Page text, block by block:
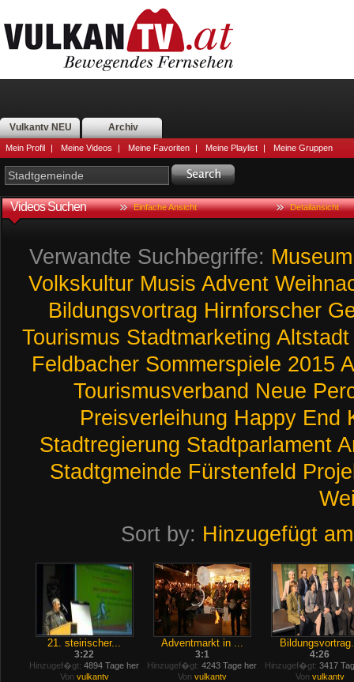
Vulkantv NEU Archiv
Mein Profil | Meine Videos | Meine Favoriten | Meine Playlist | Meine Gruppen
Videos Suchen Einfache Ansicht Detailansicht
Verwandte Suchbegriffe: Museum
Volkskultur Musis Advent
Bildungsvortrag Hirnforscher
Tourismus Stadtmarketing Altstadt
Feldbacher Sommerspiele 2015
Tourismusverband Neue
Preisverleihung Happy End
Stadtregierung Stadtparlament
Stadtgmeinde Fürstenfeld
Sort by: Hinzugefügt am
21. steirischer...
3:22
Hinzugef�gt: 4894 Tage her
Von vulkantv
Adventmarkt in ...
3:1
Hinzugef�gt: 4243 Tage her
Von vulkantv
4:26
Hinzugef�gt: 3417
Von vulkantv